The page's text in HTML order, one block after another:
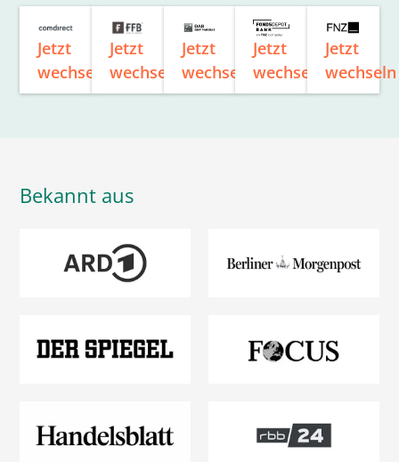
Jetzt
wechseln
Jetzt
wechseln
Jetzt
wechseln
Jetzt
wechseln
Jetzt
wechseln
Bekannt aus